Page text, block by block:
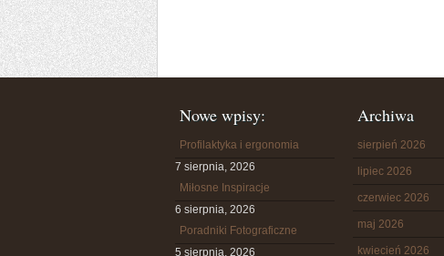
Nowe wpisy:
Profilaktyka i ergonomia
7 sierpnia, 2026
Miłosne Inspiracje
6 sierpnia, 2026
Poradniki Fotograficzne
5 sierpnia, 2026
Archiwa
sierpień 2026
lipiec 2026
czerwiec 2026
maj 2026
kwiecień 2026